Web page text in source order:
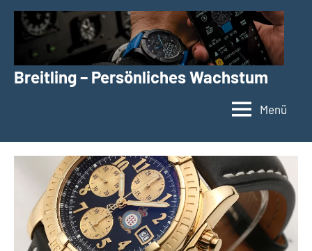
Zum
Inhalt
Breitling – Persönliches Wachstum
Menü